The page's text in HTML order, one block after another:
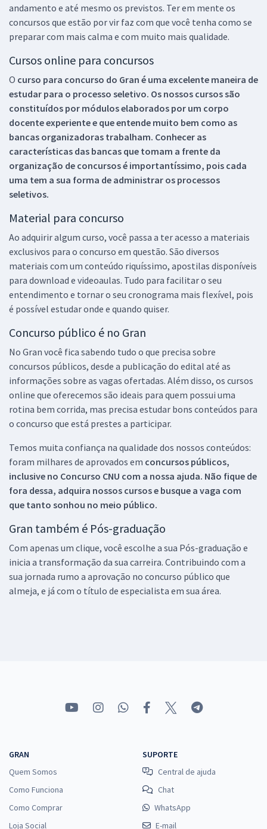
andamento e até mesmo os previstos. Ter em mente os
concursos que estão por vir faz com que você tenha como se
preparar com mais calma e com muito mais qualidade.
Cursos online para concursos
O curso para concurso do Gran é uma excelente maneira de
estudar para o processo seletivo. Os nossos cursos são
constituídos por módulos elaborados por um corpo
docente experiente e que entende muito bem como as
bancas organizadoras trabalham. Conhecer as
características das bancas que tomam a frente da
organização de concursos é importantíssimo, pois cada
uma tem a sua forma de administrar os processos
seletivos.
Material para concurso
Ao adquirir algum curso, você passa a ter acesso a materiais
exclusivos para o concurso em questão. São diversos
materiais com um conteúdo riquíssimo, apostilas disponíveis
para download e videoaulas. Tudo para facilitar o seu
entendimento e tornar o seu cronograma mais flexível, pois
é possível estudar onde e quando quiser.
Concurso público é no Gran
No Gran você fica sabendo tudo o que precisa sobre
concursos públicos, desde a publicação do edital até as
informações sobre as vagas ofertadas. Além disso, os cursos
online que oferecemos são ideais para quem possui uma
rotina bem corrida, mas precisa estudar bons conteúdos para
o concurso que está prestes a participar.
Temos muita confiança na qualidade dos nossos conteúdos:
foram milhares de aprovados em concursos públicos,
inclusive no Concurso CNU com a nossa ajuda. Não fique de
fora dessa, adquira nossos cursos e busque a vaga com
que tanto sonhou no meio público.
Gran também é Pós-graduação
Com apenas um clique, você escolhe a sua Pós-graduação e
inicia a transformação da sua carreira. Contribuindo com a
sua jornada rumo a aprovação no concurso público que
almeja, e já com o título de especialista em sua área.
GRAN
Quem Somos
Como Funciona
Como Comprar
Loja Social
SUPORTE
Central de ajuda
Chat
WhatsApp
E-mail